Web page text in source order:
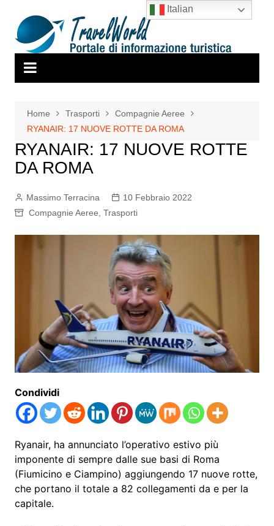
contenuto
Home Trasporti
Compagnie Aeree
RYANAIR: 17 NUOVE ROTTE DA ROMA
RYANAIR: 17 NUOVE ROTTE
DA ROMA
Massimo Terracina
10 Febbraio 2022
Compagnie Aeree Trasporti
Condividi
Ryanair, ha annunciato l’operativo estivo più
imponente di sempre dalle sue basi di Roma
(Fiumicino e Ciampino) aggiungendo 17 nuove rotte,
che portano il totale a 82 collegamenti da e per la
capitale.
Italian